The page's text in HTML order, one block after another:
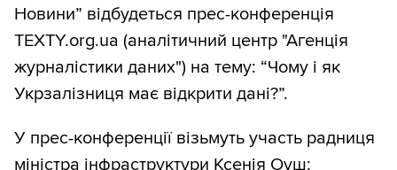
Новини” відбудеться прес-конференція
TEXTY.org.ua (аналітичний центр "Агенція
журналістики даних") на тему: “Чому і як
Укрзалізниця має відкрити дані?”.
У прес-конференції візьмуть участь радниця
міністра інфраструктури Ксенія Оуш;